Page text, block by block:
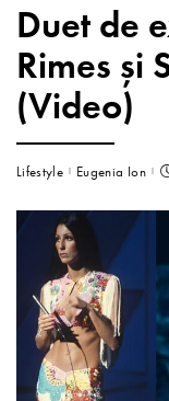
Duet de
Rimes și
(Video)
Lifestyle Eugenia Ion